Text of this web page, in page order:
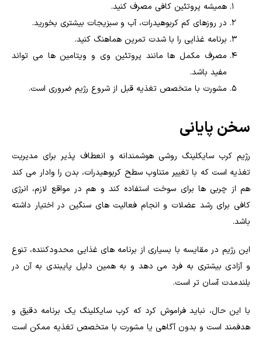
همیشه پروتئین کافی مصرف کنید.
در روزهای کم کربوهیدرات، آب و سبزیجات بیشتری بخورید.
برنامه غذایی را با شدت تمرین هماهنگ کنید.
مصرف مکمل ها مانند پروتئین وی و ویتامین ها می تواند
مفید باشد.
مشورت با متخصص تغذیه قبل از شروع رژیم ضروری است.
سخن پایانی
رژیم کرب سایکلینگ روشی هوشمندانه و انعطاف پذیر برای مدیریت
تغذیه است که با تغییر متناوب سطح کربوهیدرات، بدن را وادار می کند
هم از چربی ها برای سوخت استفاده کند و هم در مواقع لازم، انرژی
کافی برای رشد عضلات و انجام فعالیت های سنگین در اختیار داشته
باشد.
این رژیم در مقایسه با بسیاری از برنامه های غذایی محدودکننده، تنوع
و آزادی بیشتری به فرد می دهد و به همین دلیل پایبندی به آن در
بلندمدت آسان تر است.
با این حال، نباید فراموش کرد که کرب سایکلینگ یک برنامه دقیق و
هدفمند است و بدون آگاهی یا مشورت با متخصص تغذیه ممکن است